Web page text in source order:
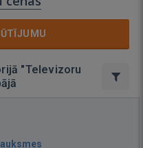
"Televizoru